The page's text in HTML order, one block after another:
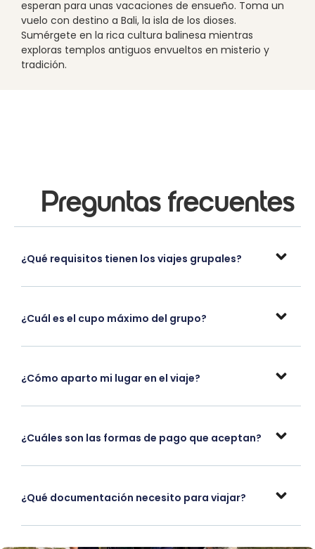
esperan para unas vacaciones de ensueño. Toma un
vuelo con destino a Bali, la isla de los dioses.
Sumérgete en la rica cultura balinesa mientras
exploras templos antiguos envueltos en misterio y
tradición.
Preguntas frecuentes
¿Qué requisitos tienen los viajes grupales?
¿Cuál es el cupo máximo del grupo?
¿Cómo aparto mi lugar en el viaje?
¿Cuáles son las formas de pago que aceptan?
¿Qué documentación necesito para viajar?